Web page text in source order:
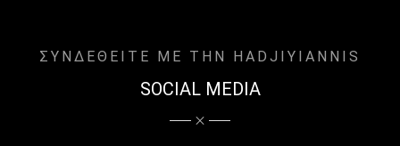
ΣΥΝΔΕΘΕΙΤΕ ΜΕ ΤΗΝ HADJIYIANNIS
SOCIAL MEDIA